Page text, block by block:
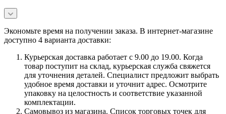
Экономьте время на получении заказа. В интернет-магазине
доступно 4 варианта доставки:
Курьерская доставка работает с 9.00 до 19.00. Когда
товар поступит на склад, курьерская служба свяжется
для уточнения деталей. Специалист предложит выбрать
удобное время доставки и уточнит адрес. Осмотрите
упаковку на целостность и соответствие указанной
комплектации.
Самовывоз из магазина. Список торговых точек для